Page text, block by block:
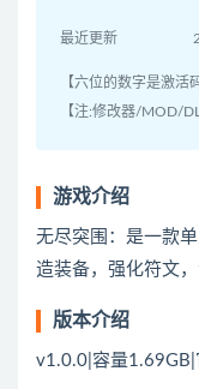
最近更新
【六位的数字是激活
【注:修改器/MOD/
游戏介绍
无尽突围：是一款
造装备，强化符文
版本介绍
v1.0.0|容量1.69GB|